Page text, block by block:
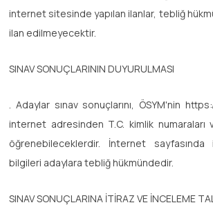
internet sitesinde yapılan ilanlar, tebliğ
ilan edilmeyecektir.
SINAV SONUÇLARININ DUYURULMASI
. Adaylar sınav sonuçlarını, ÖSYM'nin
internet adresinden T.C. kimlik
öğrenebileceklerdir. İnternet
bilgileri adaylara tebliğ hükmündedir.
SINAV SONUÇLARINA İTİRAZ VE İNCELEME